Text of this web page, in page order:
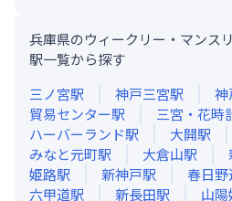
兵庫県のウィークリー・マンス
駅一覧から探す
三ノ宮駅 神戸三宮駅 神
貿易センター駅 三宮・花時
ハーバーランド駅 大開駅
みなと元町駅 大倉山駅
姫路駅 新神戸駅 春日野
六甲道駅 新長田駅 山